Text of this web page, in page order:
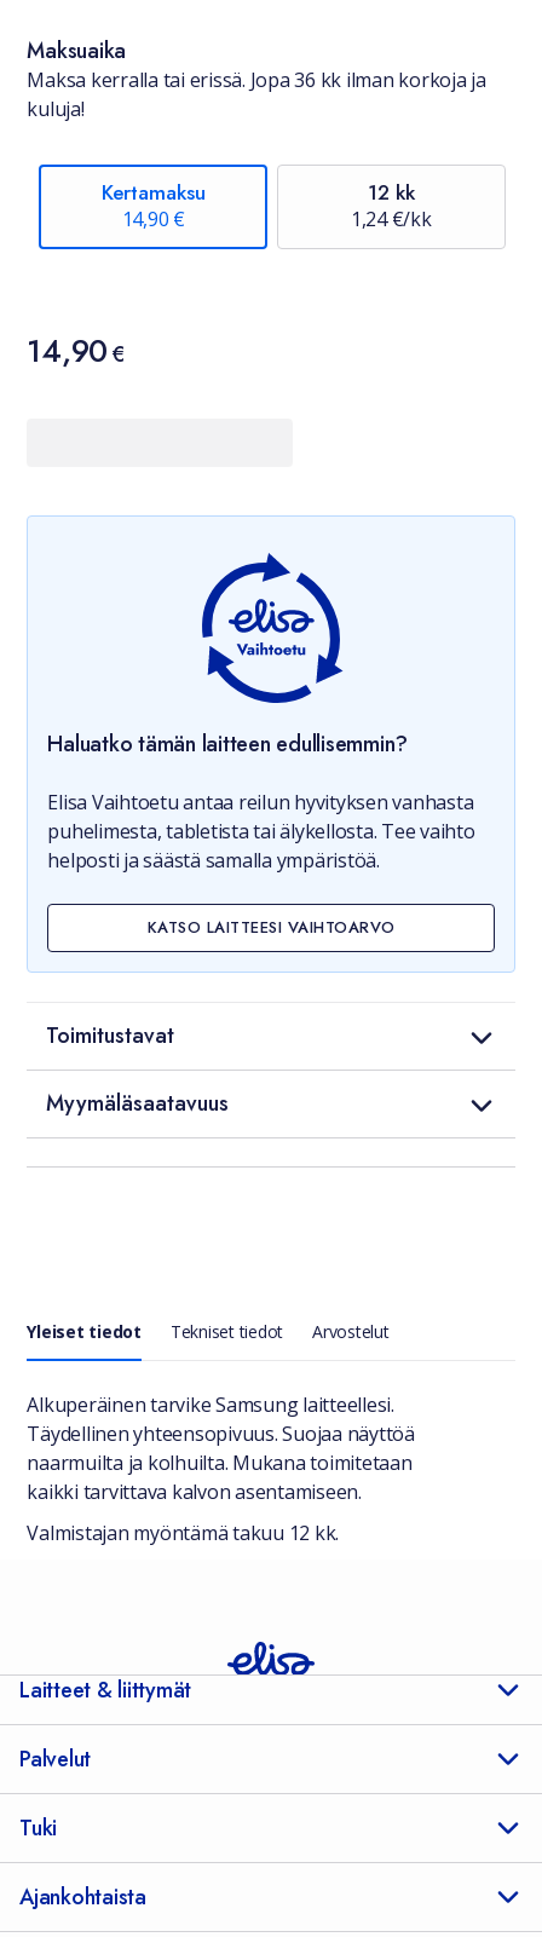
Maksuaika
Maksa kerralla tai erissä. Jopa 36 kk ilman korkoja ja
kuluja!
Kertamaksu
14,90 €
12 kk
1,24 €/kk
Hinta
14,90 €
14,90€
Haluatko tämän laitteen edullisemmin?
Elisa Vaihtoetu antaa reilun hyvityksen vanhasta
puhelimesta, tabletista tai älykellosta. Tee vaihto
helposti ja säästä samalla ympäristöä.
KATSO LAITTEESI VAIHTOARVO
Toimitustavat
Myymäläsaatavuus
Yleiset tiedot Tekniset tiedot Arvostelut
Yleiset tiedot
Alkuperäinen tarvike Samsung laitteellesi.
Täydellinen yhteensopivuus. Suojaa näyttöä
naarmuilta ja kolhuilta. Mukana toimitetaan
kaikki tarvittava kalvon asentamiseen.
Valmistajan myöntämä takuu 12 kk.
Laitteet & liittymät
Palvelut
Tuki
Ajankohtaista